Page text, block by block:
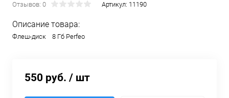
Отзывов: 0 Артикул: 11190
Описание товара:
Флеш-диск 8 Гб Perfeo
550 руб. / шт